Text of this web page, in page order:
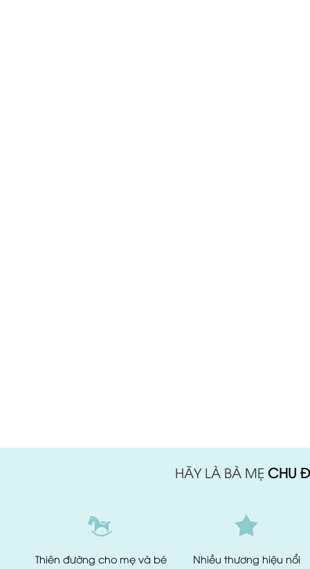
HÃY LÀ BÀ MẸ CHU
Thiên đường cho mẹ và bé Nhiều thương hiệu nổi